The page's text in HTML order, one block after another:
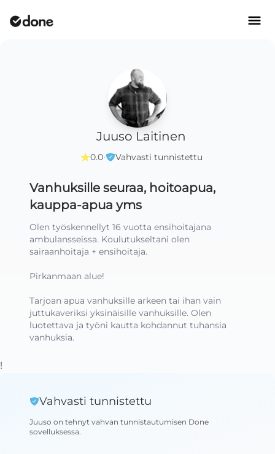
Juuso Laitinen
0.0· Vahvasti tunnistettu
Vanhuksille seuraa, hoitoapua,
kauppa-apua yms
Olen työskennellyt 16 vuotta ensihoitajana
ambulansseissa. Koulutukseltani olen
sairaanhoitaja + ensihoitaja.
Pirkanmaan alue!
Tarjoan apua vanhuksille arkeen tai ihan vain
juttukaveriksi yksinäisille vanhuksille. Olen
luotettava ja työni kautta kohdannut tuhansia
vanhuksia.
!
Vahvasti tunnistettu
Juuso on tehnyt vahvan tunnistautumisen Done
sovelluksessa.